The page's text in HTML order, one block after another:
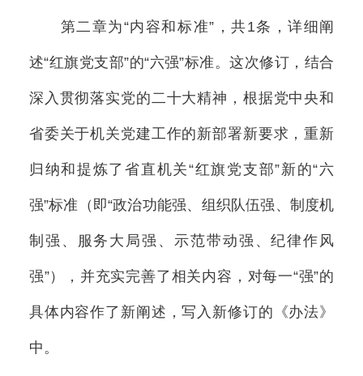
第二章为“内容和标准”，共1条，详细阐
述“红旗党支部”的“六强”标准。这次修订，结合
深入贯彻落实党的二十大精神，根据党中央和
省委关于机关党建工作的新部署新要求，重新
归纳和提炼了省直机关“红旗党支部”新的“六
强”标准（即“政治功能强、组织队伍强、制度机
制强、服务大局强、示范带动强、纪律作风
强”），并充实完善了相关内容，对每一“强”的
具体内容作了新阐述，写入新修订的《办法》
中。